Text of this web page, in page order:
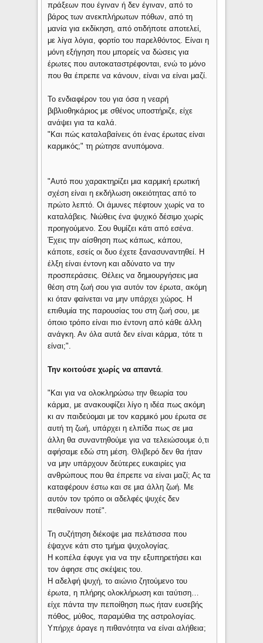
πράξεων που έγιναν ή δεν έγιναν, από το
βάρος των ανεκπλήρωτων πόθων, από τη
μανία για εκδίκηση, από οτιδήποτε αποτελεί,
με λίγα λόγια, φορτίο του παρελθόντος. Είναι η
μόνη εξήγηση που μπορείς να δώσεις για
έρωτες που αυτοκαταστρέφονται, ενώ το μόνο
που θα έπρεπε να κάνουν, είναι να είναι μαζί.
Το ενδιαφέρον του για όσα η νεαρή
βιβλιοθηκάριος με σθένος υποστήριζε, είχε
ανάψει για τα καλά.
"Και πώς καταλαβαίνεις ότι ένας έρωτας είναι
καρμικός;" τη ρώτησε ανυπόμονα.
"Αυτό που χαρακτηρίζει μια καρμική ερωτική
σχέση είναι η εκδήλωση οικειότητας από το
πρώτο λεπτό. Οι άμυνες πέφτουν χωρίς να το
καταλάβεις. Νιώθεις ένα ψυχικό δέσιμο χωρίς
προηγούμενο. Σου θυμίζει κάτι από εσένα.
Έχεις την αίσθηση πως κάπως, κάπου,
κάποτε, εσείς οι δυο έχετε ξανασυναντηθεί. Η
έλξη είναι έντονη και αδύνατο να την
προσπεράσεις. Θέλεις να δημιουργήσεις μια
θέση στη ζωή σου για αυτόν τον έρωτα, ακόμη
κι όταν φαίνεται να μην υπάρχει χώρος. Η
επιθυμία της παρουσίας του στη ζωή σου, με
όποιο τρόπο είναι πιο έντονη από κάθε άλλη
ανάγκη. Αν όλα αυτά δεν είναι κάρμα, τότε τι
είναι;".
Την κοιτούσε χωρίς να απαντά.
"Και για να ολοκληρώσω την θεωρία του
κάρμα, με ανακουφίζει λίγο η ιδέα πως ακόμη
κι αν παιδεύομαι με τον καρμικό μου έρωτα σε
αυτή τη ζωή, υπάρχει η ελπίδα πως σε μια
άλλη θα συναντηθούμε για να τελειώσουμε ό,τι
αφήσαμε εδώ στη μέση. Θλιβερό δεν θα ήταν
να μην υπάρχουν δεύτερες ευκαιρίες για
ανθρώπους που θα έπρεπε να είναι μαζί; Ας τα
καταφέρουν έστω και σε μια άλλη ζωή. Με
αυτόν τον τρόπο οι αδελφές ψυχές δεν
πεθαίνουν ποτέ".
Τη συζήτηση διέκοψε μια πελάτισσα που
έψαχνε κάτι στο τμήμα ψυχολογίας.
Η κοπέλα έφυγε για να την εξυπηρετήσει και
τον άφησε στις σκέψεις του.
Η αδελφή ψυχή, το αιώνιο ζητούμενο του
έρωτα, η πλήρης ολοκλήρωση και ταύτιση…
είχε πάντα την πεποίθηση πως ήταν ευσεβής
πόθος, μύθος, παραμύθια της αστρολογίας.
Υπήρχε άραγε η πιθανότητα να είναι αλήθεια;